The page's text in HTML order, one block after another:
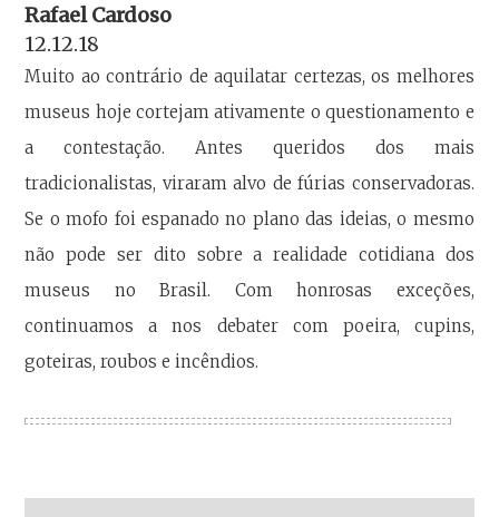
Rafael Cardoso
12.12.18
Muito ao contrário de aquilatar certezas, os melhores
museus hoje cortejam ativamente o questionamento e
a contestação. Antes queridos dos mais
tradicionalistas, viraram alvo de fúrias conservadoras.
Se o mofo foi espanado no plano das ideias, o mesmo
não pode ser dito sobre a realidade cotidiana dos
museus no Brasil. Com honrosas exceções,
continuamos a nos debater com poeira, cupins,
goteiras, roubos e incêndios.